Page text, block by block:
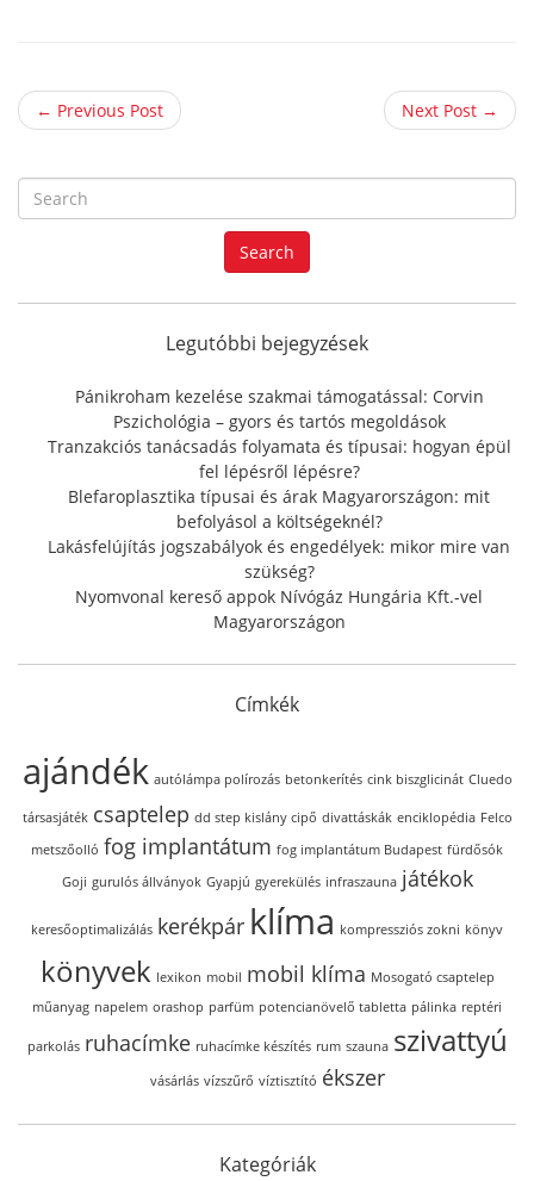
← Previous Post Next Post →
e
a
r
f
r
:
Search
Legutóbbi bejegyzések
Pánikroham kezelése szakmai támogatással: Corvin
Pszichológia – gyors és tartós megoldások
Tranzakciós tanácsadás folyamata és típusai: hogyan épül
fel lépésről lépésre?
Blefaroplasztika típusai és árak Magyarországon: mit
befolyásol a költségeknél?
Lakásfelújítás jogszabályok és engedélyek: mikor mire van
szükség?
Nyomvonal kereső appok Nívógáz Hungária Kft.-vel
Magyarországon
Címkék
ajándék autólámpa polírozás betonkerítés cink biszglicinát Cluedo
társasjáték csaptelep dd step kislány cipő divattáskák enciklopédia Felco
metszőolló fog implantátum fog implantátum Budapest fürdősók
Goji gurulós állványok Gyapjú gyerekülés infraszauna játékok
keresőoptimalizálás kerékpár klíma kompressziós zokni könyv
könyvek lexikon mobil mobil klíma Mosogató csaptelep
műanyag napelem orashop parfüm potencianövelő tabletta pálinka reptéri
parkolás ruhacímke ruhacímke készítés rum szauna szivattyú
vásárlás vízszűrő víztisztító ékszer
Kategóriák